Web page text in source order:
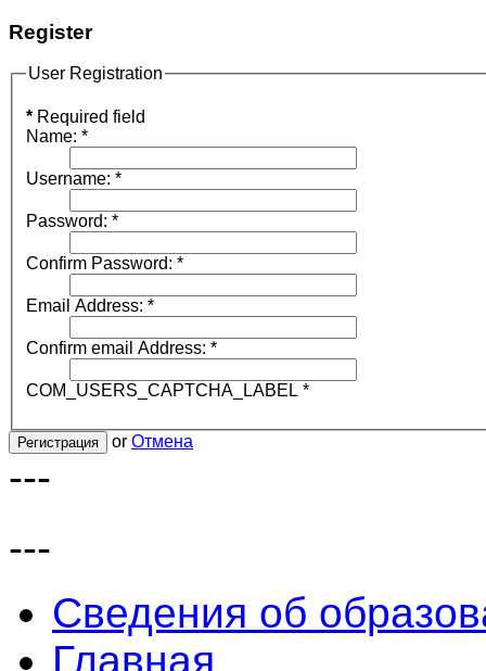
Register
User Registration
* Required field
Name: *
Username: *
Password: *
Confirm Password: *
Email Address: *
Confirm email Address: *
COM_USERS_CAPTCHA_LABEL *
Регистрация or Отмена
---
---
Сведения об
Главная